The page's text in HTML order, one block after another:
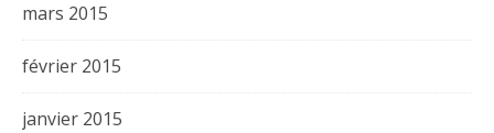
mars 2015
février 2015
janvier 2015